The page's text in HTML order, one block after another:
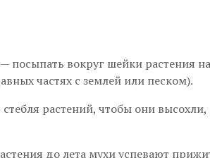
вокруг шейки растения
частях с землей или песком).
растений, чтобы они
до лета мухи успевают